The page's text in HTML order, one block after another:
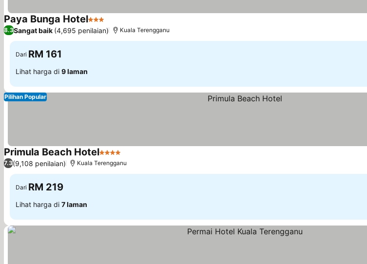
Paya Bunga Hotel3 Bintang
8.3Sangat baik (4,695 penilaian) Kuala Terengganu
Dari RM 161
Lihat harga di 9 laman
Pilihan Popular
Primula Beach Hotel4 Bintang
7.3(9,108 penilaian) Kuala Terengganu
Dari RM 219
Lihat harga di 7 laman